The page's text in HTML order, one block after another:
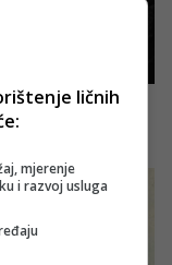
ličnih
mjerenje
i razvoj usluga